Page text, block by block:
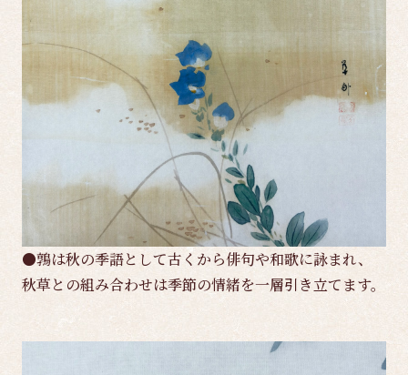
●鶉は秋の季語として古くから俳句や和歌に詠まれ、
秋草との組み合わせは季節の情緒を一層引き立てます。